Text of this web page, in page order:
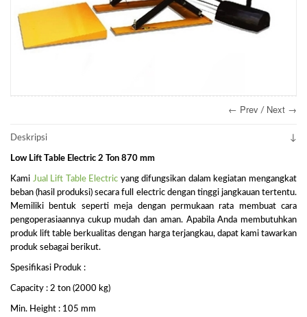
← Prev / Next →
Deskripsi
Low Lift Table Electric 2 Ton 870 mm
Kami Jual Lift Table Electric yang difungsikan dalam kegiatan mengangkat
beban (hasil produksi) secara full electric dengan tinggi jangkauan tertentu.
Memiliki bentuk seperti meja dengan permukaan rata membuat cara
pengoperasiaannya cukup mudah dan aman. Apabila Anda membutuhkan
produk lift table berkualitas dengan harga terjangkau, dapat kami tawarkan
produk sebagai berikut.
Spesifikasi Produk :
Capacity : 2 ton (2000 kg)
Min. Height : 105 mm